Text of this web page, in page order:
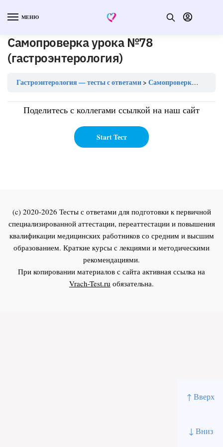
↑ Вверх
↓ Вниз
МЕНЮ
Самопроверка урока №78
(гастроэнтерология)
Гастроэнтерология — тесты с ответами Самопроверка урока №78 (гастроэнтерология)
Поделитесь с коллегами ссылкой на наш сайт
(c) 2020-2026 Тесты с ответами для подготовки к первичной
специализированной аттестации, переаттестации и повышения
квалификации медицинских работников со средним и высшим
образованием. Краткие курсы с лекциями и методическими
рекомендациями.
При копировании материалов с сайта активная ссылка на
Vrach-Test.ru обязательна.